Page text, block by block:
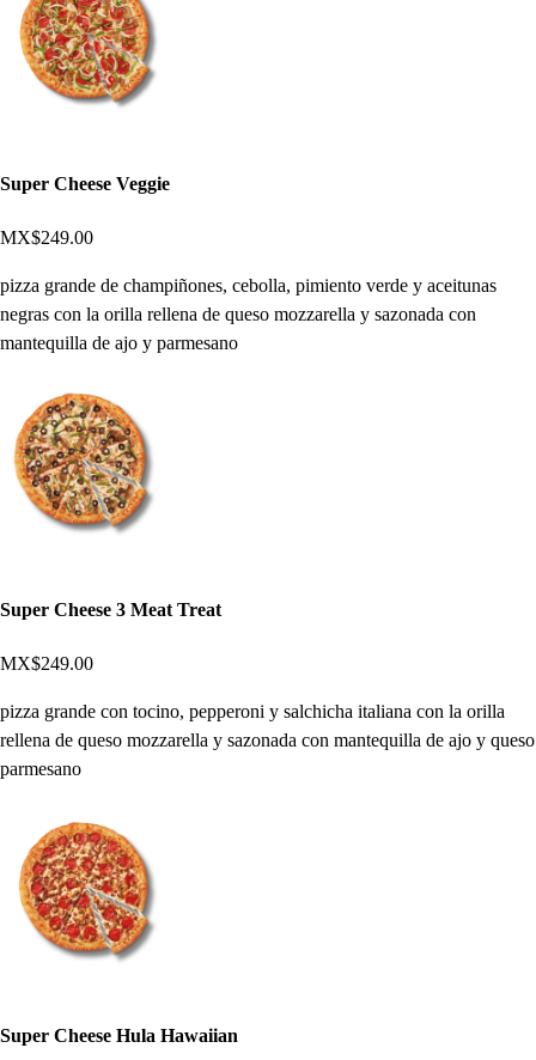
Super Cheese Veggie
MX$249.00
pizza grande de champiñones, cebolla, pimiento verde y aceitunas
negras con la orilla rellena de queso mozzarella y sazonada con
mantequilla de ajo y parmesano
Super Cheese 3 Meat Treat
MX$249.00
pizza grande con tocino, pepperoni y salchicha italiana con la orilla
rellena de queso mozzarella y sazonada con mantequilla de ajo y queso
parmesano
Super Cheese Hula Hawaiian